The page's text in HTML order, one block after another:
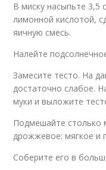
В миску насыпьте 3,5
лимонной кислотой,
яичную смесь.
Налейте
Замесите тесто. На
достаточно слабое.
муки и выложите
Подмешайте столько
дрожжевое: мягкое и
Соберите его в